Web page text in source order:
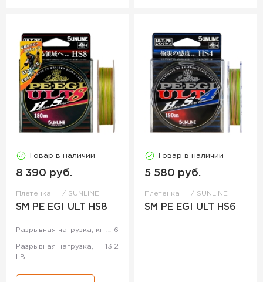
Товар в наличии
8 390 руб.
Плетенка SUNLINE
SM PE EGI ULT HS8
Разрывная нагрузка, кг 6
Разрывная нагрузка,
LB
13.2
Товар в наличии
5 580 руб.
Плетенка SUNLINE
SM PE EGI ULT HS6